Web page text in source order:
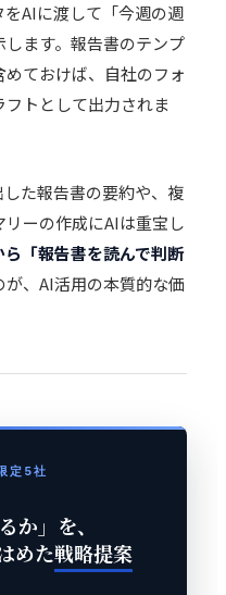
をAIに渡して「今週の週
ます。報告書のテンプ
ておけば、自社のフォ
トとして出力されま
た報告書の要約や、複
ーの作成にAIは重宝し
ら「報告書を読んで判断
が、AI活用の本質的な価
定5社
か」を、
めた戦略提案